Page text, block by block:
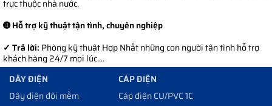
trực thuộc nhà nước.
➍ Hỗ trợ kỹ thuật tận tình, chuyên nghiệp
✓ Trả lời: Phòng kỹ thuật Hợp Nhất những con người tận tình hỗ trợ
khách hàng 24/7 mọi lúc....
DÂY ĐIỆN
Dây điện đôi mềm
CÁP ĐIỆN
Cáp điện CU/PVC 1C